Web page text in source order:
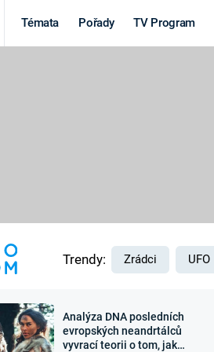
Témata Pořady TV Program
Výročí
Trendy: Zrádci UFO
Analýza DNA posledních
evropských neandrtálců
vyvrací teorii o tom, jak